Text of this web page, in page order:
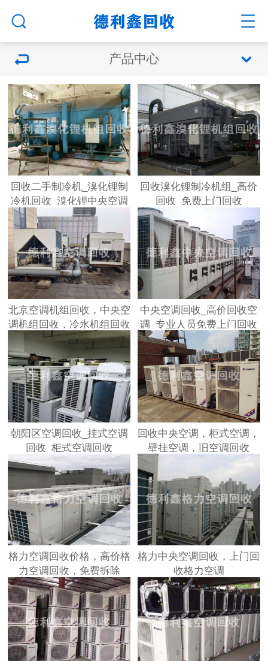
产品中心
回收二手制冷机_溴化锂制
冷机回收_溴化锂中央空调
回收溴化锂制冷机组_高价
回收_免费上门回收
北京空调机组回收，中央空
调机组回收，冷水机组回收
中央空调回收_高价回收空
调_专业人员免费上门回收
朝阳区空调回收_挂式空调
回收_柜式空调回收
回收中央空调，柜式空调，
壁挂空调，旧空调回收
格力空调回收价格，高价格
力空调回收，免费拆除
格力中央空调回收，上门回
收格力空调